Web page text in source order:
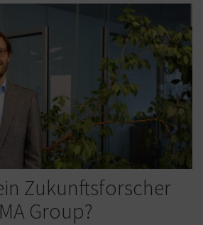
Zukunftsforscher
Group?